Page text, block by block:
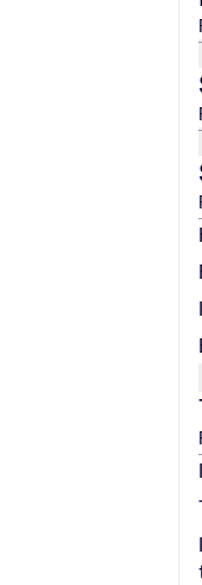
en el mercado,
de servicios
variedad de